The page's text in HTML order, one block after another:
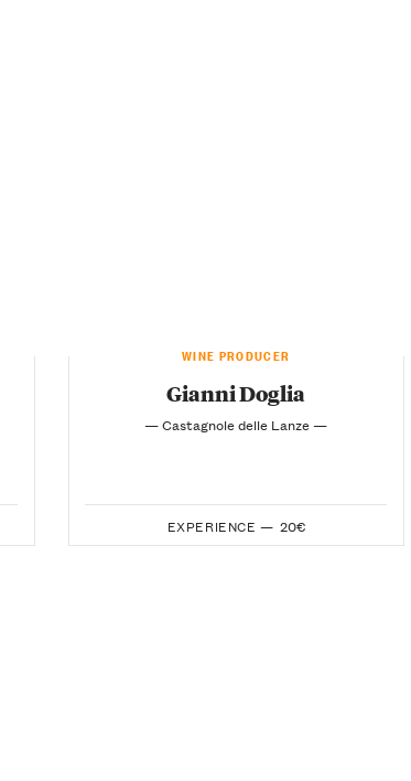
WINE PRODUCER
Gianni Doglia
— Castagnole delle Lanze —
EXPERIENCE — 20€